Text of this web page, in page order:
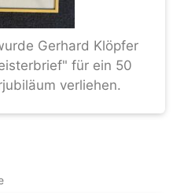
Gerhard Klöpfer
für ein 50
verliehen.